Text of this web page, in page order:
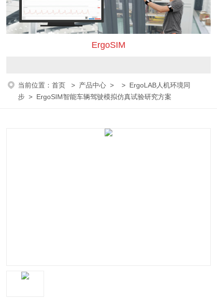
ErgoSIM
当前位置：首页 > 产品中心 > > ErgoLAB人机环境同
步 > ErgoSIM智能车辆驾驶模拟仿真试验研究方案